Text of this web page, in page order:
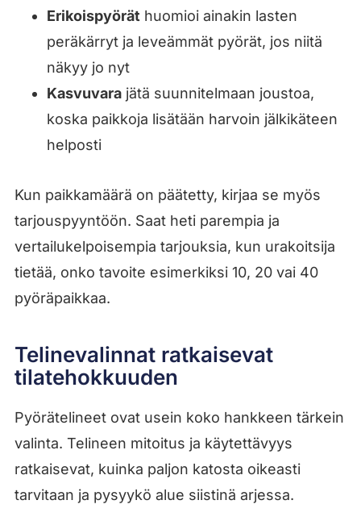
Erikoispyörät huomioi ainakin lasten
peräkärryt ja leveämmät pyörät, jos niitä
näkyy jo nyt
Kasvuvarajätä suunnitelmaan joustoa,
koska paikkoja lisätään harvoin jälkikäteen
helposti
Kun paikkamäärä on päätetty, kirjaa se myös
tarjouspyyntöön. Saat heti parempia ja
vertailukelpoisempia tarjouksia, kun urakoitsija
tietää, onko tavoite esimerkiksi 10, 20 vai 40
pyöräpaikkaa.
Telinevalinnat ratkaisevat
tilatehokkuuden
Pyörätelineet ovat usein koko hankkeen tärkein
valinta. Telineen mitoitus ja käytettävyys
ratkaisevat, kuinka paljon katosta oikeasti
tarvitaan ja pysyykö alue siistinä arjessa.